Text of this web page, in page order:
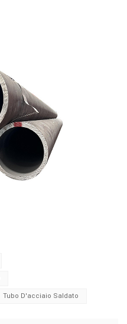
Tubo D'acciaio Saldato